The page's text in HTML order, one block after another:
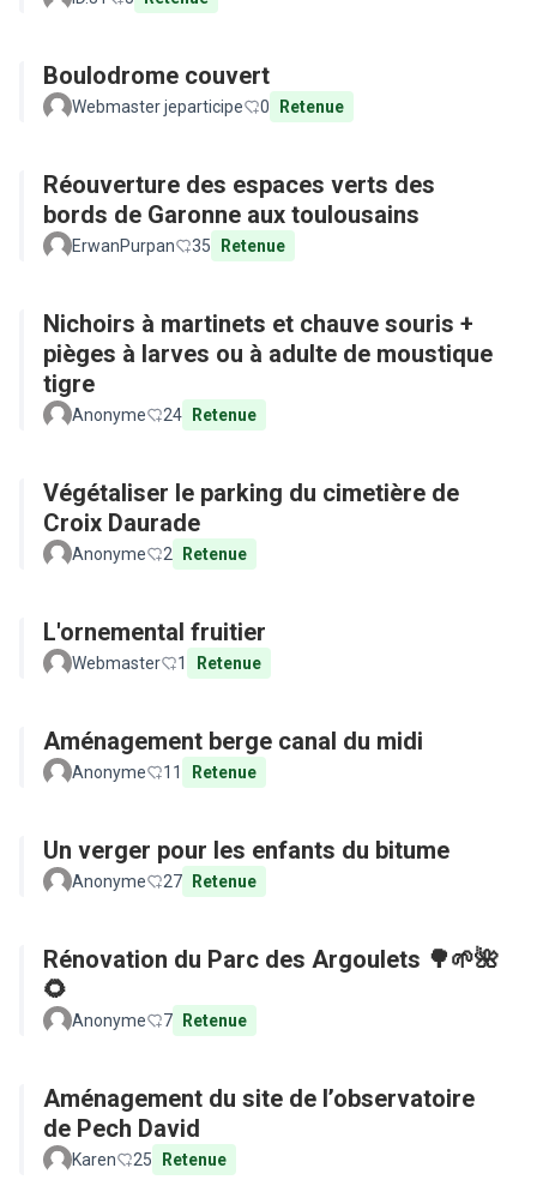
Boulodrome couvert
Webmaster jeparticipe 0 Retenue
Réouverture des espaces verts des
bords de Garonne aux toulousains
ErwanPurpan 35 Retenue
Nichoirs à martinets et chauve souris +
pièges à larves ou à adulte de moustique
tigre
Anonyme 24 Retenue
Végétaliser le parking du cimetière de
Croix Daurade
Anonyme 2 Retenue
L'ornemental fruitier
Webmaster 1 Retenue
Aménagement berge canal du midi
Anonyme 11 Retenue
Un verger pour les enfants du bitume
Anonyme 27 Retenue
Rénovation du Parc des Argoulets 🌳🌱🌺
🌻
Anonyme 7 Retenue
Aménagement du site de l’observatoire
de Pech David
Karen 25 Retenue